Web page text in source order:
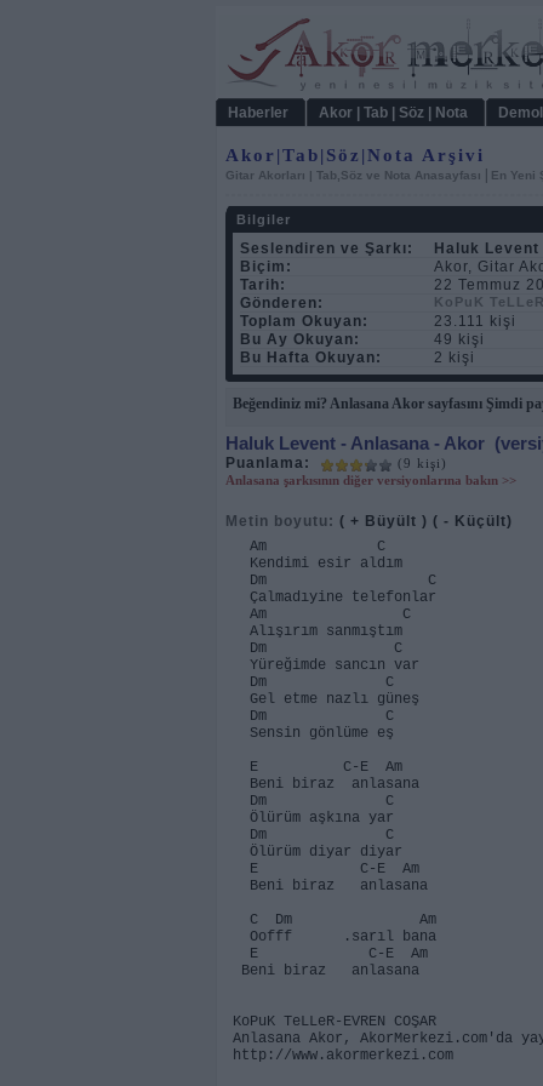
Haberler Akor | Tab | Söz | Nota
Akor|Tab|Söz|Nota Arşivi
Gitar Akorları | Tab,Söz ve Nota Anasayfası En Yeni
Bilgiler
Seslendiren ve Şarkı: Haluk Levent
Biçim:
Akor, Gitar
Tarih:
22 Temmuz
Gönderen:
KoPuK TeLLeR
Toplam Okuyan:
23.111 kişi
Bu Ay Okuyan:
49 kişi
Bu Hafta Okuyan:
2 kişi
Beğendiniz mi? Anlasana Akor sayfasını Şimdi
Haluk Levent - Anlasana - Akor
Puanlama:
(9 kişi)
Anlasana şarkısının diğer versiyonlarına bakın >>
Metin boyutu: ( + Büyült ) ( - Küçült)
Am C
Kendimi esir aldım
Dm C
Çalmadıyine telefonlar
Am C
Alışırım sanmıştım
Dm C
Yüreğimde sancın var
Dm C
Gel etme nazlı güneş
Dm C
Sensin gönlüme eş
E C-E Am
Beni biraz anlasana
Dm C
Ölürüm aşkına yar
Dm C
Ölürüm diyar diyar
E C-E Am
Beni biraz anlasana
C Dm Am
Oofff .sarıl bana
E C-E Am
Beni biraz anlasana
KoPuK TeLLeR-EVREN COŞAR
Anlasana Akor, AkorMerkezi.com'da
http://www.akormerkezi.com